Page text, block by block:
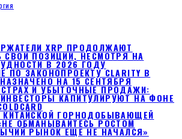
XRP ПРОДОЛЖАЮТ
СВОИ ПОЗИЦИИ, НЕСМОТРЯ НА
В 2026 ГОДУ
ПО ЗАКОНОПРОЕКТУ CLARITY В
НА 15 СЕНТЯБРЯ
И УБЫТОЧНЫЕ ПРОДАЖИ:
КАПИТУЛИРУЮТ НА ФОНЕ
КИТАЙСКОЙ ГОРНОДОБЫВАЮЩЕЙ
ОБМАНЫВАЙТЕСЬ РОСТОМ
РЫНОК ЕЩЕ НЕ НАЧАЛСЯ»